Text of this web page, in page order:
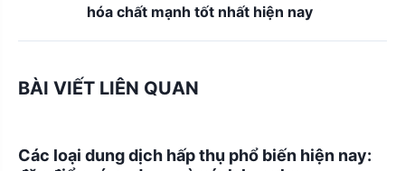
v
a
hóa chất mạnh tốt nhất hiện nay
BÀI VIẾT LIÊN QUAN
Các loại dung dịch hấp thụ phổ biến hiện nay: